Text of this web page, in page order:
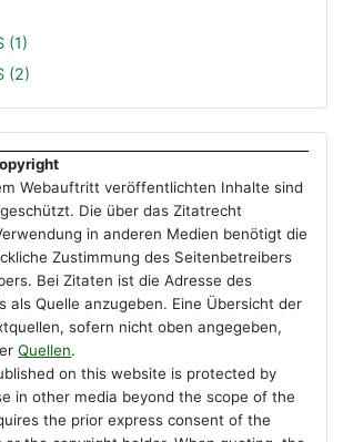
(1)
(2)
Webauftritt veröffentlichten Inhalte sind
Die über das Zitatrecht
in anderen Medien benötigt die
Zustimmung des Seitenbetreibers
Bei Zitaten ist die Adresse des
als Quelle anzugeben. Eine Übersicht der
sofern nicht oben angegeben,
Quellen.
on this website is protected by
in other media beyond the scope of the
the prior express consent of the